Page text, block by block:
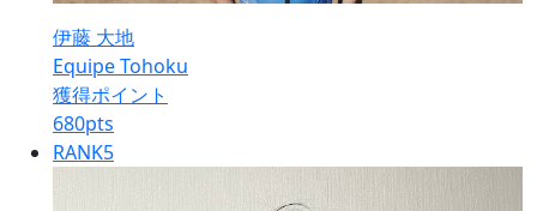
伊藤 大地
Equipe Tohoku
獲得ポイント
680pts
RANK5